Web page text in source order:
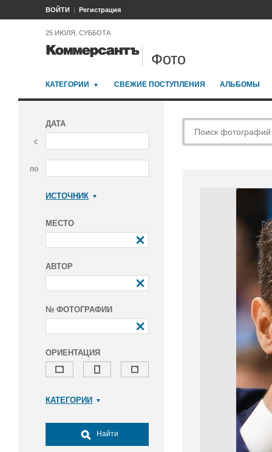
ВОЙТИ Регистрация
25 ИЮЛЯ, СУББОТА
Фото
КАТЕГОРИИ СВЕЖИЕ ПОСТУПЛЕНИЯ АЛЬБОМЫ
ДАТА
с
по
ИСТОЧНИК
МЕСТО
АВТОР
№ ФОТОГРАФИИ
ОРИЕНТАЦИЯ
КАТЕГОРИИ
Досуг, туризм и отдых
Культура
Найти